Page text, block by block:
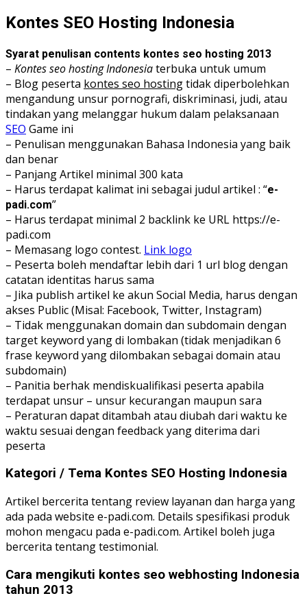
Kontes SEO Hosting Indonesia
Syarat penulisan contents kontes seo hosting 2013
– Kontes seo hosting Indonesiaterbuka untuk umum
– Blog peserta kontes seo hostingtidak diperbolehkan
mengandung unsur pornografi, diskriminasi, judi, atau
tindakan yang melanggar hukum dalam pelaksanaan
SEO Game ini
– Penulisan menggunakan Bahasa Indonesia yang baik
dan benar
– Panjang Artikel minimal 300 kata
– Harus terdapat kalimat ini sebagai judul artikel : “e-
padi.com”
– Harus terdapat minimal 2 backlink ke URL https://e-
padi.com
– Memasang logo contest. Link logo
– Peserta boleh mendaftar lebih dari 1 url blog dengan
catatan identitas harus sama
– Jika publish artikel ke akun Social Media, harus dengan
akses Public (Misal: Facebook, Twitter, Instagram)
– Tidak menggunakan domain dan subdomain dengan
target keyword yang di lombakan (tidak menjadikan 6
frase keyword yang dilombakan sebagai domain atau
subdomain)
– Panitia berhak mendiskualifikasi peserta apabila
terdapat unsur – unsur kecurangan maupun sara
– Peraturan dapat ditambah atau diubah dari waktu ke
waktu sesuai dengan feedback yang diterima dari
peserta
Kategori / Tema Kontes SEO Hosting Indonesia
Artikel bercerita tentang review layanan dan harga yang
ada pada website e-padi.com. Details spesifikasi produk
mohon mengacu pada e-padi.com. Artikel boleh juga
bercerita tentang testimonial.
Cara mengikuti kontes seo webhosting Indonesia
tahun 2013